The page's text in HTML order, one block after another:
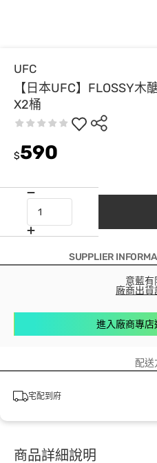
UFC
【日本UFC】FLOSSY
X2桶
$590
SUPPLIER
意藍有
廠商出
進入廠商專店
配送
宅配到府
商品詳細說明